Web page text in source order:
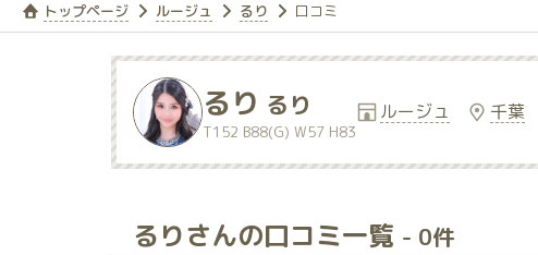
トップページ ルージュ るり 口コミ
るり るり
T152 B88(G) W57 H83
ルージュ 千葉
るりさんの口コミ一覧 - 0件